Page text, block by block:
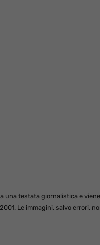
una testata giornalistica e
Le immagini, salvo errori,